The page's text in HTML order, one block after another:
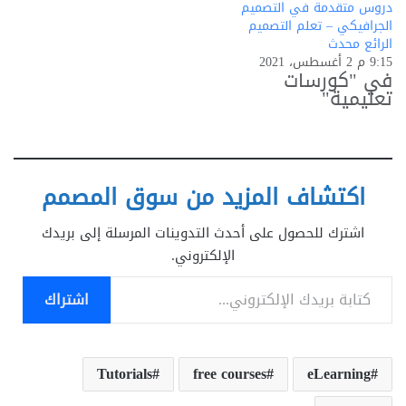
دروس متقدمة في التصميم
الجرافيكي – تعلم التصميم
الرائع محدث
9:15 م 2 أغسطس، 2021
في "كورسات
تعليمية"
اكتشاف المزيد من سوق المصمم
اشترك للحصول على أحدث التدوينات المرسلة إلى بريدك
الإلكتروني.
كتابة بريدك الإلكتروني...
اشتراك
eLearning
free courses
Tutorials